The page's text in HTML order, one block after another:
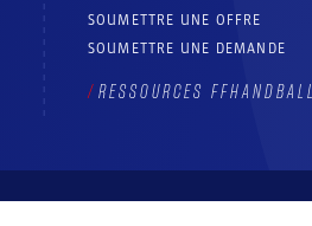
SOUMETTRE UNE OFFRE
SOUMETTRE UNE DEMANDE
RESSOURCES FFHANDBALL